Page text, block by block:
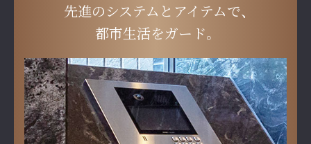
先進のシステムとアイテムで、
都市生活をガード。